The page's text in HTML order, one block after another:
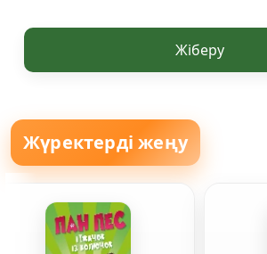
Жіберу
Жүректерді жеңу